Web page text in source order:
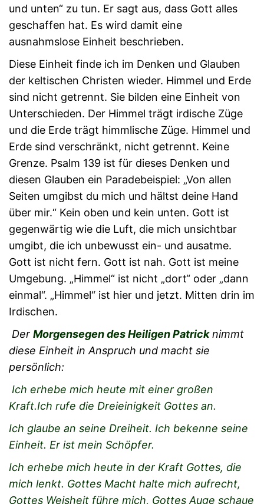
und unten“ zu tun. Er sagt aus, dass Gott alles
geschaffen hat. Es wird damit eine
ausnahmslose Einheit beschrieben.
Diese Einheit finde ich im Denken und Glauben
der keltischen Christen wieder. Himmel und Erde
sind nicht getrennt. Sie bilden eine Einheit von
Unterschieden. Der Himmel trägt irdische Züge
und die Erde trägt himmlische Züge. Himmel und
Erde sind verschränkt, nicht getrennt. Keine
Grenze. Psalm 139 ist für dieses Denken und
diesen Glauben ein Paradebeispiel: „Von allen
Seiten umgibst du mich und hältst deine Hand
über mir.“ Kein oben und kein unten. Gott ist
gegenwärtig wie die Luft, die mich unsichtbar
umgibt, die ich unbewusst ein- und ausatme.
Gott ist nicht fern. Gott ist nah. Gott ist meine
Umgebung. „Himmel“ ist nicht „dort“ oder „dann
einmal“. „Himmel“ ist hier und jetzt. Mitten drin im
Irdischen.
Der Morgensegen des Heiligen Patricknimmt
diese Einheit in Anspruch und macht sie
persönlich:
Ich erhebe mich heute mit einer großen
Kraft.Ich rufe die Dreieinigkeit Gottes an.
Ich glaube an seine Dreiheit. Ich bekenne seine
Einheit. Er ist mein Schöpfer.
Ich erhebe mich heute in der Kraft Gottes, die
mich lenkt. Gottes Macht halte mich aufrecht,
Gottes Weisheit führe mich, Gottes Auge schaue